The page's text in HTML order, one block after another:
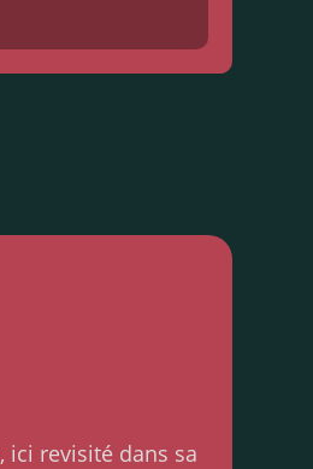
, ici revisité dans sa